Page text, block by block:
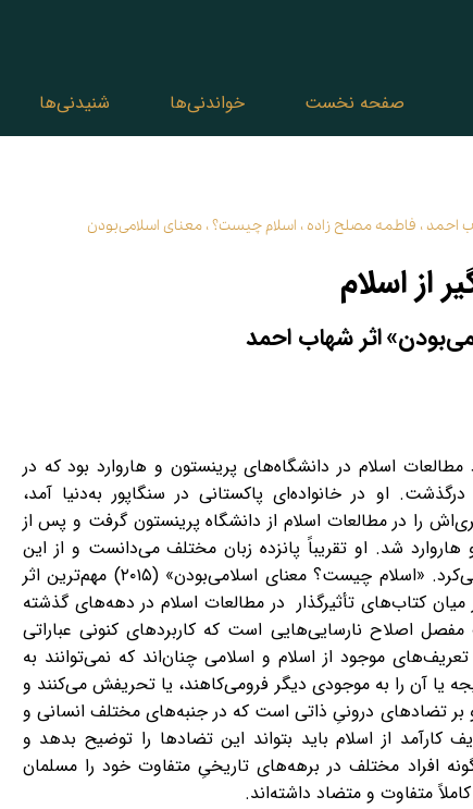
صفحه نخست خواندنی‌ها شنیدنی‌ها
احمد، فاطمه مصلح‌ زاده ، اسلام چیست؟، معنای اسلامی‌بودن
از اسلام
اثر شهاب احمد
و استاد مطالعات اسلام در دانشگاه‌های پرینستون و هاروارد بود که در
او در خانواده‌ای پاکستانی در سنگاپور به‌دنیا آمد،
را در مطالعات اسلام از دانشگاه پرینستون گرفت و پس از
شد. او تقریباً‌ پانزده زبان مختلف می‌دانست و از این
دانش در کار پژوهش خود به‌خوبی استفاده می‌کرد. «اسلام چیست؟ معنای اسلامی‌بودن» (۲۰۱۵) مهم‌ترین اثر
کتاب‌های تأثیرگذار در مطالعات اسلام در دهه‌های گذشته
اصلاح نارسایی‌هایی است که کاربردهای کنونی عباراتی
موجود از اسلام و اسلامی چنان‌اند که نمی‌توانند به
یا آن را به موجودی دیگر فرومی‌کاهند، یا تحریفش می‌کنند و
بر تضادهای درونیِ ذاتی است که در جنبه‌های مختلف انسانی و
از اسلام باید بتواند این تضادها را توضیح بدهد و
افراد مختلف در برهه‌های تاریخیِ متفاوت خود را مسلمان
متفاوت و متضاد داشته‌اند.